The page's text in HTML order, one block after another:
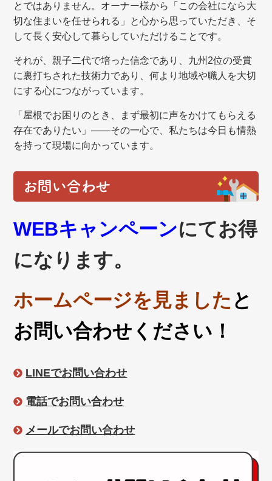
とではありません。オーナー様から「この会社になら大
切な住まいを任せられる」と心から思っていただき、そ
して長く安心して暮らしていただけることです。
それが、親子二代で培った信念であり、九州2位の受賞
に裏打ちされた技術力であり、何より地域や職人を大切
にする心につながっています。
「屋根でお困りのとき、まず最初に声をかけてもらえる
存在でありたい」——その一心で、私たちは今日も情熱
を持って現場に向かっています。
お問い合わせ
WEBキャンペーンにてお得
になります。
ホームページを見ました と
お問い合わせください！
LINEでお問い合わせ
電話でお問い合わせ
メールでお問い合わせ